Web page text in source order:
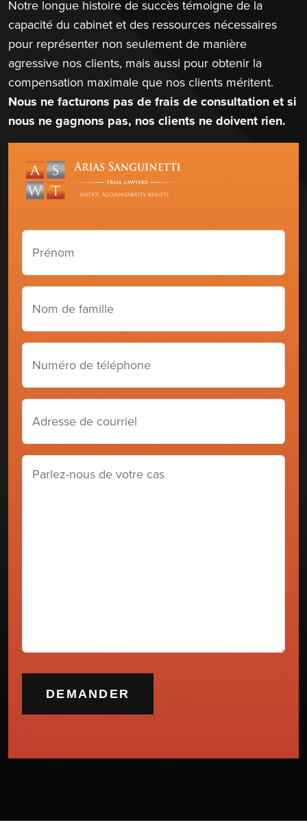
Notre longue histoire de succès témoigne de la
capacité du cabinet et des ressources nécessaires
pour représenter non seulement de manière
agressive nos clients, mais aussi pour obtenir la
compensation maximale que nos clients méritent.
Nous ne facturons pas de frais de consultation et si
nous ne gagnons pas, nos clients ne doivent rien.
Prénom
(Required)
Nom
de
famille
(Required)
Numéro
de
téléphone
Adresse
de
courriel
(Required)
Parlez-
nous